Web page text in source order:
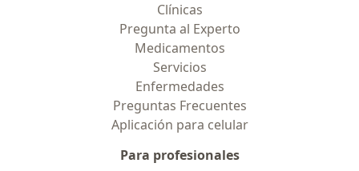
Clínicas
Pregunta al Experto
Medicamentos
Servicios
Enfermedades
Preguntas Frecuentes
Aplicación para celular
Para profesionales